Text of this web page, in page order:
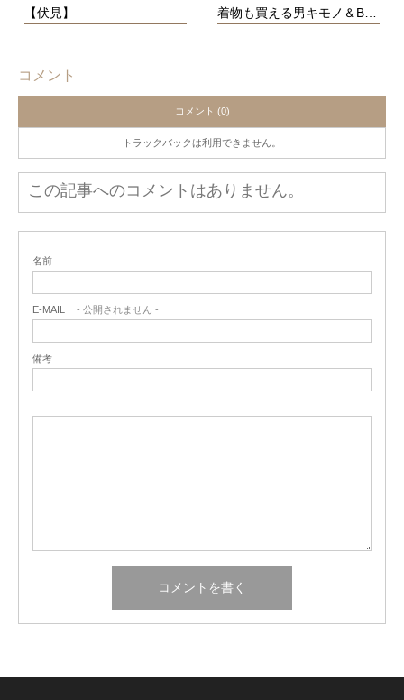
【伏見】
着物も買える男キモノ＆B…
コメント
コメント (0)
トラックバックは利用できません。
この記事へのコメントはありません。
名前
E-MAIL - 公開されません -
備考